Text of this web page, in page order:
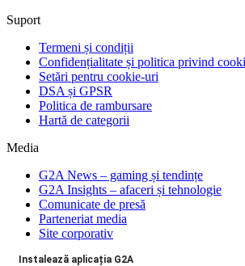
Suport
Termeni și condiții
Confidențialitate și politica privind
Setări pentru cookie-uri
DSA și GPSR
Politica de rambursare
Hartă de categorii
Media
G2A News – gaming și tendințe
G2A Insights – afaceri și tehnologie
Comunicate de presă
Parteneriat media
Site corporativ
Instalează aplicația G2A